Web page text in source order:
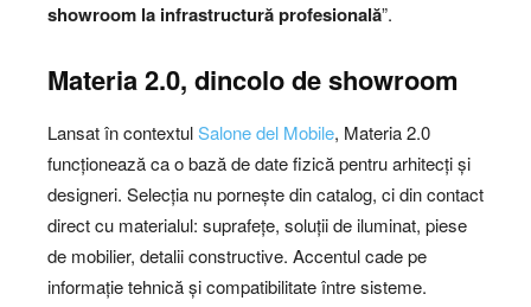
showroom la infrastructură profesională”.
Materia 2.0, dincolo de showroom
Lansat în contextulSalone del Mobile, Materia 2.0
funcționează ca o bază de date fizică pentru arhitecți și
designeri. Selecția nu pornește din catalog, ci din contact
direct cu materialul: suprafețe, soluții de iluminat, piese
de mobilier, detalii constructive. Accentul cade pe
informație tehnică și compatibilitate între sisteme.